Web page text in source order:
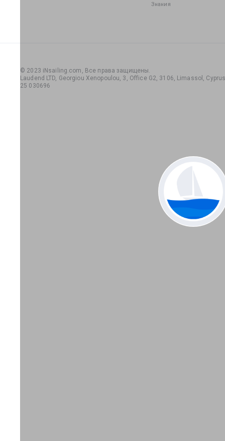
Знания
© 2023 iNsailing.com, Все права защищены.
Laudend LTD, Georgiou Xenopoulou, 3, Office G2, 3106, Limassol,
25 030696